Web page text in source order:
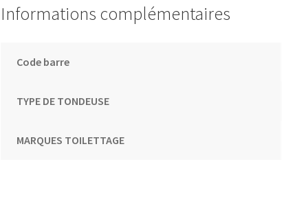
Informations complémentaires
Code barre
TYPE DE TONDEUSE
MARQUES TOILETTAGE